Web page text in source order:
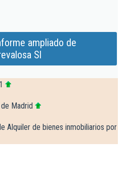
ampliado de
Sl
Madrid
Alquiler de bienes inmobiliarios por